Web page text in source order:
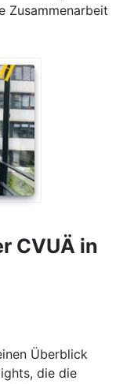
Zusammenarbeit
CVUÄ in
Überblick
die die